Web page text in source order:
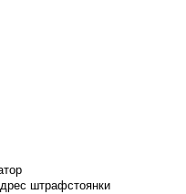
штрафстоянки